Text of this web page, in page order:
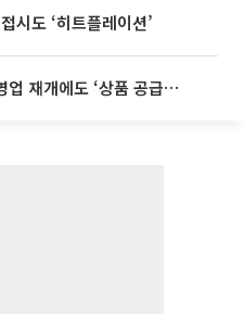
시도 ‘히트플레이션’
‘회생 D-3주’ 홈플러스, 영업 재개에도 ‘상품 공급망’ 복구가 생존 관건